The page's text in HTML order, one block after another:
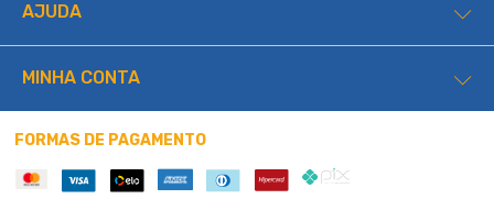
AJUDA
MINHA CONTA
FORMAS DE PAGAMENTO